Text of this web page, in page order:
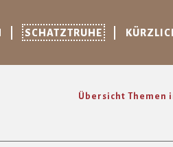
SCHATZTRUHE
Übersicht Themen